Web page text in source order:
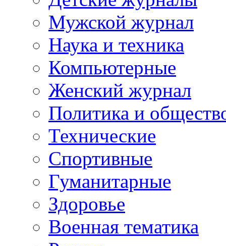
Мужской журнал
Наука и техника
Компьютерные
Женский журнал
Политика и
Технические
Спортивные
Гуманитарные
Здоровье
Военная тематика